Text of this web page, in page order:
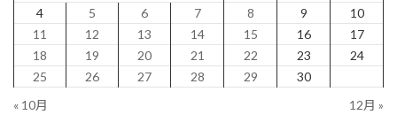
4
5 6 7 8 9
10
11
12 13 14 15 16
17
18
19 20 21 22 23
24
25
26 27 28 29
30
« 10月
12月 »